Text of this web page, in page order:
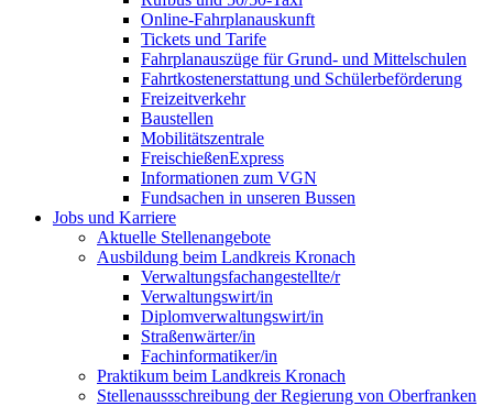
Online-Fahrplanauskunft
Tickets und Tarife
Fahrplanauszüge für Grund- und Mittelschulen
Fahrtkostenerstattung und Schülerbeförderung
Freizeitverkehr
Baustellen
Mobilitätszentrale
FreischießenExpress
Informationen zum VGN
Fundsachen in unseren Bussen
Jobs und Karriere
Aktuelle Stellenangebote
Ausbildung beim Landkreis Kronach
Verwaltungsfachangestellte/r
Verwaltungswirt/in
Diplomverwaltungswirt/in
Straßenwärter/in
Fachinformatiker/in
Praktikum beim Landkreis Kronach
Stellenaussschreibung der Regierung von Oberfranken